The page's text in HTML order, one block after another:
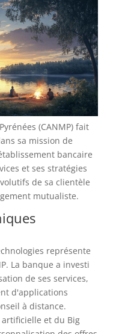
(CANMP) fait
sa mission de
bancaire
et ses stratégies
de sa clientèle
mutualiste.
représente
La banque a investi
de ses services,
d'applications
à distance.
et du Big